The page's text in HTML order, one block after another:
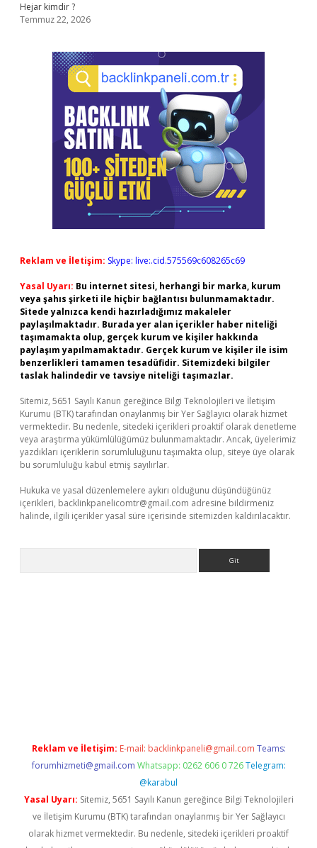
Hejar kimdir ?
Temmuz 22, 2026
Reklam ve İletişim: Skype: live:.cid.575569c608265c69
Yasal Uyarı: Bu internet sitesi, herhangi bir marka, kurum
veya şahıs şirketi ile hiçbir bağlantısı bulunmamaktadır.
Sitede yalnızca kendi hazırladığımız makaleler
paylaşılmaktadır. Burada yer alan içerikler haber niteliği
taşımamakta olup, gerçek kurum ve kişiler hakkında
paylaşım yapılmamaktadır. Gerçek kurum ve kişiler ile isim
benzerlikleri tamamen tesadüfidir. Sitemizdeki bilgiler
taslak halindedir ve tavsiye niteliği taşımazlar.
Sitemiz, 5651 Sayılı Kanun gereğince Bilgi Teknolojileri ve İletişim
Kurumu (BTK) tarafından onaylanmış bir Yer Sağlayıcı olarak hizmet
vermektedir. Bu nedenle, sitedeki içerikleri proaktif olarak denetleme
veya araştırma yükümlülüğümüz bulunmamaktadır. Ancak, üyelerimiz
yazdıkları içeriklerin sorumluluğunu taşımakta olup, siteye üye olarak
bu sorumluluğu kabul etmiş sayılırlar.
Hukuka ve yasal düzenlemelere aykırı olduğunu düşündüğünüz
içerikleri, backlinkpanelicomtr@gmail.com adresine bildirmeniz
halinde, ilgili içerikler yasal süre içerisinde sitemizden kaldırılacaktır.
Reklam ve İletişim: E-mail: backlinkpaneli@gmail.com Teams:
forumhizmeti@gmail.com Whatsapp: 0262 606 0 726 Telegram:
@karabul
Yasal Uyarı: Sitemiz, 5651 Sayılı Kanun gereğince Bilgi Teknolojileri
ve İletişim Kurumu (BTK) tarafından onaylanmış bir Yer Sağlayıcı
olarak hizmet vermektedir. Bu nedenle, sitedeki içerikleri proaktif